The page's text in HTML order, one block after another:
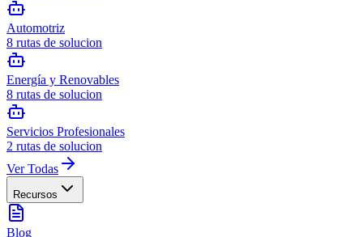
Automotriz
8 rutas de solucion
Energía y Renovables
8 rutas de solucion
Servicios Profesionales
2 rutas de solucion
Ver Todas
Recursos
Blog